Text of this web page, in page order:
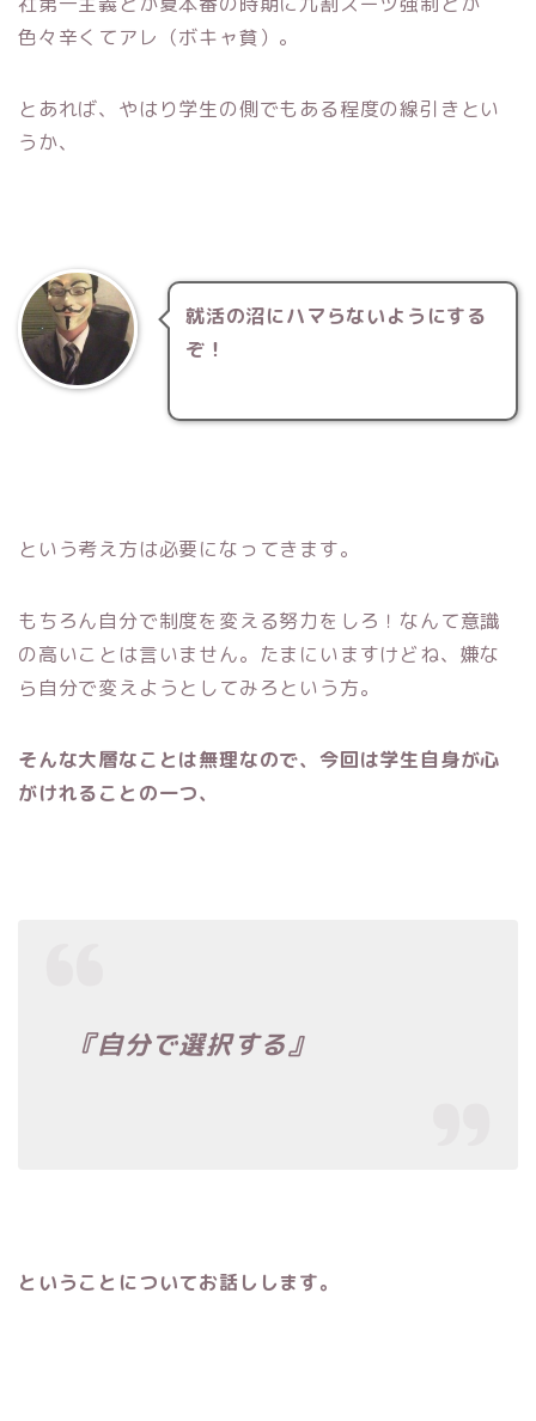
色々辛くてアレ（ボキャ貧）。
とあれば、やはり学生の側でもある程度の線引きとい
うか、
就活の沼にハマらないようにする
ぞ！
という考え方は必要になってきます。
もちろん自分で制度を変える努力をしろ！なんて意識
の高いことは言いません。たまにいますけどね、嫌な
ら自分で変えようとしてみろという方。
そんな大層なことは無理なので、今回は学生自身が心
がけれることの一つ、
『自分で選択する』
ということについてお話しします。